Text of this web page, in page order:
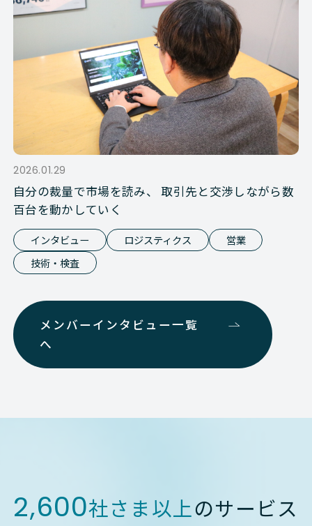
2026.01.29
自分の裁量で市場を読み、 取引先と交渉しながら数
百台を動かしていく
インタビュー ロジスティクス
営業
技術・検査
メンバーインタビュー一覧
へ
2,600社さま以上のサービス